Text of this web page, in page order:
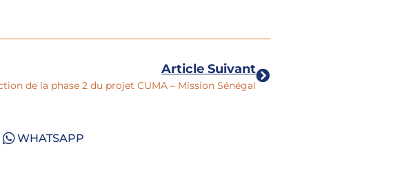
Article Suivant
de la phase 2 du projet CUMA – Mission Sénégal
WHATSAPP